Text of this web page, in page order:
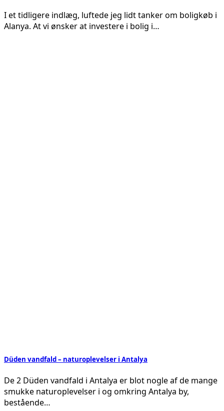
I et tidligere indlæg, luftede jeg lidt tanker om boligkøb i
Alanya. At vi ønsker at investere i bolig i…
Düden vandfald – naturoplevelser i Antalya
De 2 Düden vandfald i Antalya er blot nogle af de mange
smukke naturoplevelser i og omkring Antalya by,
bestående…